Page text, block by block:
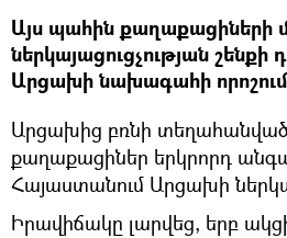
Այս պահին քաղաքացիների
ներկայացուցչության շենքի
Արցախի նախագահի
Արցախից բռնի
քաղաքացիներ երկրորդ
Հայաստանում Արցախի
Իրավիճակը լարվեց, երբ